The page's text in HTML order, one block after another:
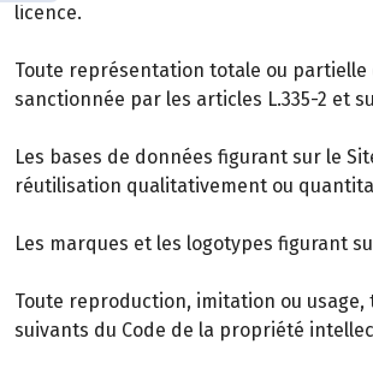
licence.
Toute représentation totale ou partielle
sanctionnée par les articles L.335-2 et
Les bases de données figurant sur le
réutilisation qualitativement ou
Les marques et les logotypes figurant
Toute reproduction, imitation ou
suivants du Code de la propriété